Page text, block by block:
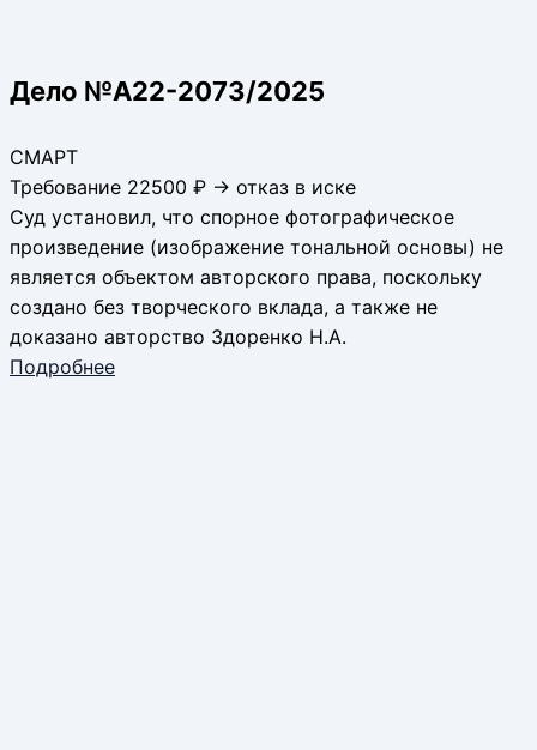
Дело №А22-2073/2025
СМАРТ
Требование 22500 ₽ → отказ в иске
Суд установил, что спорное фотографическое
произведение (изображение тональной основы) не
является объектом авторского права, поскольку
создано без творческого вклада, а также не
доказано авторство Здоренко Н.А.
Подробнее